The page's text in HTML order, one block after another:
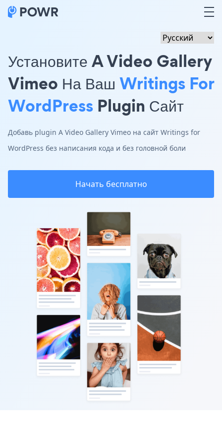
Установите A Video Gallery
Vimeo На Ваш Writings For
WordPress Plugin Сайт
Добавь plugin A Video Gallery Vimeo на сайт Writings for
WordPress без написания кода и без головной боли
Начать бесплатно